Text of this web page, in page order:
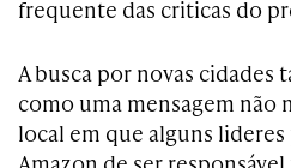
frequente das criticas do
A busca por novas cidades
como uma mensagem não
local em que alguns